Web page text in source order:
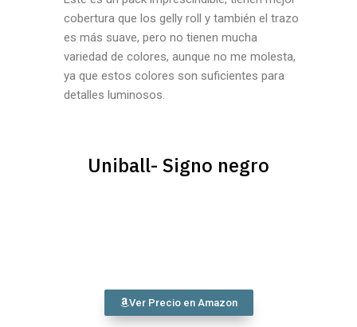
cobertura que los gelly roll y también el trazo
es más suave, pero no tienen mucha
variedad de colores, aunque no me molesta,
ya que estos colores son suficientes para
detalles luminosos.
Uniball- Signo negro
Ver Precio en Amazon